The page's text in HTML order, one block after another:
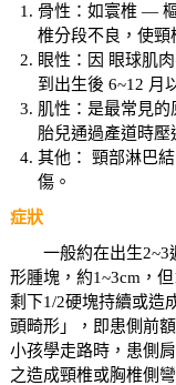
骨性：如寰椎 —
椎分段不良，使頸
眼性：因 眼球肌
到出生後 6~12 月
肌性：是最常見的
胎兒通過產道時壓
其他： 頸部淋巴
傷。
症狀
一般約在出生2~3週
形腫塊，約1~3cm，
剩下1/2硬塊持續或造
頭畸形」，即患側前
小孩學走路時，患側
之造成頸椎或胸椎側